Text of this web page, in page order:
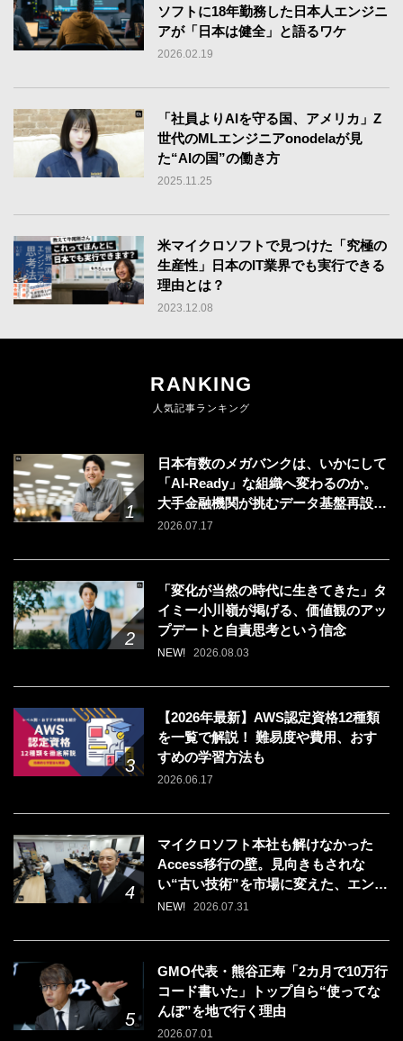
ソフトに18年勤務した日本人エンジニ
アが「日本は健全」と語るワケ
2026.02.19
「社員よりAIを守る国、アメリカ」Z
世代のMLエンジニアonodelaが見
た“AIの国”の働き方
2025.11.25
米マイクロソフトで見つけた「究極の
生産性」日本のIT業界でも実行できる
理由とは？
2023.12.08
RANKING
人気記事ランキング
日本有数のメガバンクは、いかにして
「AI-Ready」な組織へ変わるのか。
大手金融機関が挑むデータ基盤再設計
のリアル
2026.07.17
「変化が当然の時代に生きてきた」タ
イミー小川嶺が掲げる、価値観のアッ
プデートと自責思考という信念
NEW! 2026.08.03
【2026年最新】AWS認定資格12種類
を一覧で解説！ 難易度や費用、おす
すめの学習方法も
2026.06.17
マイクロソフト本社も解けなかった
Access移行の壁。見向きもされな
い“古い技術”を市場に変えた、エンジ
ニアの「戦う場所」の選び方
NEW! 2026.07.31
GMO代表・熊谷正寿「2カ月で10万行
コード書いた」トップ自ら“使ってな
んぼ”を地で行く理由
2026.07.01